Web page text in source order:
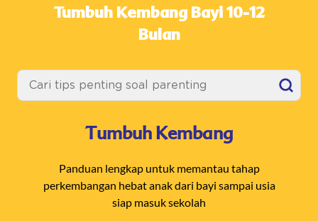
Tumbuh Kembang Bayi 10-12
Bulan
Tumbuh Kembang
Panduan lengkap untuk memantau tahap
perkembangan hebat anak dari bayi sampai usia
siap masuk sekolah